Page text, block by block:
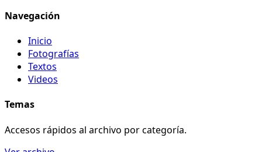
Navegación
Inicio
Fotografías
Textos
Videos
Temas
Accesos rápidos al archivo por categoría.